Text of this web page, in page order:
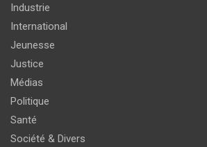
Industrie
International
Jeunesse
Justice
Médias
Politique
Santé
Société & Divers